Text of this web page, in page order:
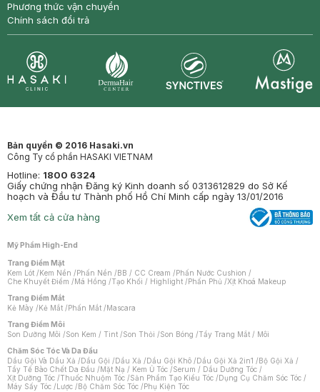
Phương thức vận chuyển
Chính sách đổi trả
Bản quyền © 2016 Hasaki.vn
Công Ty cổ phần HASAKI VIETNAM
Hotline: 1800 6324
Giấy chứng nhận Đăng ký Kinh doanh số 0313612829 do Sở Kế
hoạch và Đầu tư Thành phố Hồ Chí Minh cấp ngày 13/01/2016
Xem tất cả cửa hàng
Mỹ Phẩm High-End
Trang Điểm Mặt
Kem Lót /Kem Nền /Phấn Nền /BB / CC Cream /Phấn Nước Cushion /
Che Khuyết Điểm /Má Hồng /Tạo Khối / Highlight /Phấn Phủ /Xịt Khoá Makeup
Trang Điểm Mắt
Kẻ Mày /Kẻ Mắt /Phấn Mắt /Mascara
Trang Điểm Môi
Son Dưỡng Môi /Son Kem / Tint /Son Thỏi /Son Bóng /Tẩy Trang Mắt / Môi
Chăm Sóc Tóc Và Da Đầu
Dầu Gội Và Dầu Xả /Dầu Gội /Dầu Xả /Dầu Gội Khô /Dầu Gội Xả 2in1 /Bộ Gội Xả /
Tẩy Tế Bào Chết Da Đầu /Mặt Nạ / Kem Ủ Tóc /Serum / Dầu Dưỡng Tóc /
Xịt Dưỡng Tóc /Thuốc Nhuộm Tóc /Sản Phẩm Tạo Kiểu Tóc /Dụng Cụ Chăm Sóc Tóc /
Máy Sấy Tóc /Lược /Bộ Chăm Sóc Tóc /Phụ Kiện Tóc